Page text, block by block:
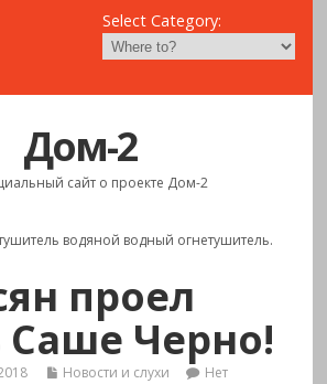
Select Category:
Дом-2
сайт о проекте Дом-2
водяной водный огнетушитель.
проел
Черно!
Новости и слухи
Нет